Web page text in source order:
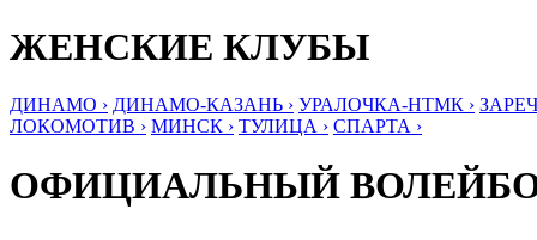
ЖЕНСКИЕ КЛУБЫ
ДИНАМО › ДИНАМО-КАЗАНЬ › УРАЛОЧКА-НТМК ›
ЛОКОМОТИВ › МИНСК › ТУЛИЦА › СПАРТА ›
ОФИЦИАЛЬНЫЙ